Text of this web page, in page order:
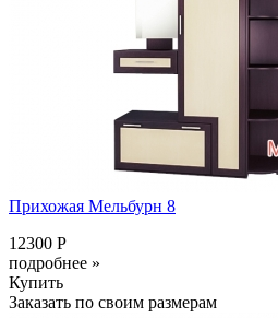
Прихожая Мельбурн 8
12300 Р
подробнее »
Купить
Заказать по своим размерам